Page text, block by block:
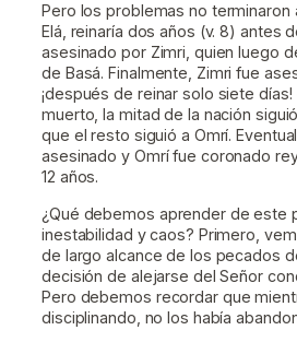
Pero los problemas no terminaron
Elá, reinaría dos años (v. 8) antes
asesinado por Zimri, quien luego
de Basá. Finalmente, Zimri fue
¡después de reinar solo siete días!
muerto, la mitad de la nación
que el resto siguió a Omrí.
asesinado y Omrí fue coronado
12 años.
¿Qué debemos aprender de este
inestabilidad y caos? Primero,
de largo alcance de los pecados
decisión de alejarse del Señor
Pero debemos recordar que
disciplinando, no los había